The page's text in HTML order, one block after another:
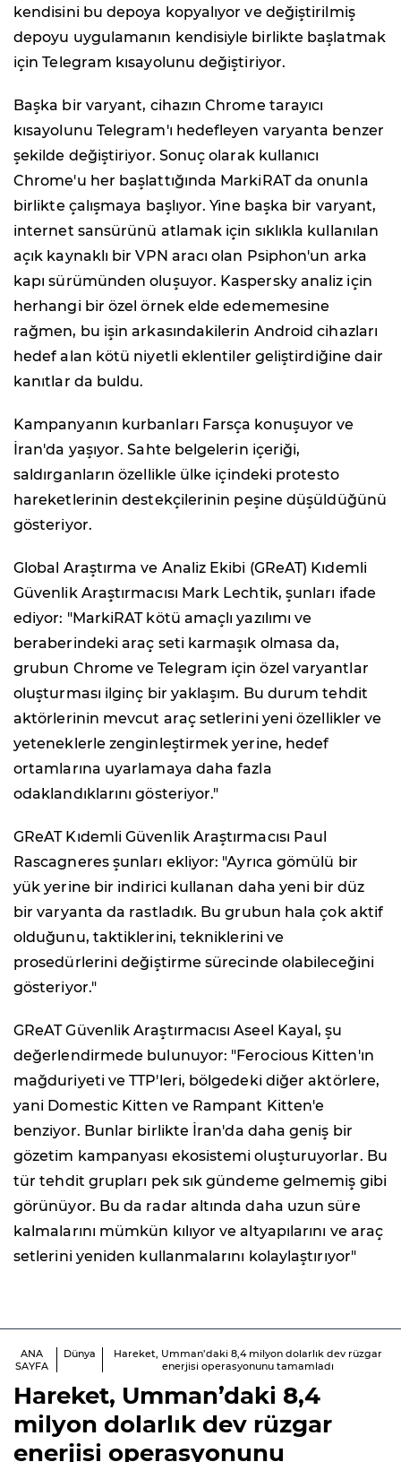
kendisini bu depoya kopyalıyor ve değiştirilmiş
depoyu uygulamanın kendisiyle birlikte başlatmak
için Telegram kısayolunu değiştiriyor.
Başka bir varyant, cihazın Chrome tarayıcı
kısayolunu Telegram'ı hedefleyen varyanta benzer
şekilde değiştiriyor. Sonuç olarak kullanıcı
Chrome'u her başlattığında MarkiRAT da onunla
birlikte çalışmaya başlıyor. Yine başka bir varyant,
internet sansürünü atlamak için sıklıkla kullanılan
açık kaynaklı bir VPN aracı olan Psiphon'un arka
kapı sürümünden oluşuyor. Kaspersky analiz için
herhangi bir özel örnek elde edememesine
rağmen, bu işin arkasındakilerin Android cihazları
hedef alan kötü niyetli eklentiler geliştirdiğine dair
kanıtlar da buldu.
Kampanyanın kurbanları Farsça konuşuyor ve
İran'da yaşıyor. Sahte belgelerin içeriği,
saldırganların özellikle ülke içindeki protesto
hareketlerinin destekçilerinin peşine düşüldüğünü
gösteriyor.
Global Araştırma ve Analiz Ekibi (GReAT) Kıdemli
Güvenlik Araştırmacısı Mark Lechtik, şunları ifade
ediyor: "MarkiRAT kötü amaçlı yazılımı ve
beraberindeki araç seti karmaşık olmasa da,
grubun Chrome ve Telegram için özel varyantlar
oluşturması ilginç bir yaklaşım. Bu durum tehdit
aktörlerinin mevcut araç setlerini yeni özellikler ve
yeteneklerle zenginleştirmek yerine, hedef
ortamlarına uyarlamaya daha fazla
odaklandıklarını gösteriyor."
GReAT Kıdemli Güvenlik Araştırmacısı Paul
Rascagneres şunları ekliyor: "Ayrıca gömülü bir
yük yerine bir indirici kullanan daha yeni bir düz
bir varyanta da rastladık. Bu grubun hala çok aktif
olduğunu, taktiklerini, tekniklerini ve
prosedürlerini değiştirme sürecinde olabileceğini
gösteriyor."
GReAT Güvenlik Araştırmacısı Aseel Kayal, şu
değerlendirmede bulunuyor: "Ferocious Kitten'ın
mağduriyeti ve TTP'leri, bölgedeki diğer aktörlere,
yani Domestic Kitten ve Rampant Kitten'e
benziyor. Bunlar birlikte İran'da daha geniş bir
gözetim kampanyası ekosistemi oluşturuyorlar. Bu
tür tehdit grupları pek sık gündeme gelmemiş gibi
görünüyor. Bu da radar altında daha uzun süre
kalmalarını mümkün kılıyor ve altyapılarını ve araç
setlerini yeniden kullanmalarını kolaylaştırıyor"
ANA
SAYFA
Dünya
Hareket, Umman’daki 8,4 milyon dolarlık dev rüzgar
enerjisi operasyonunu tamamladı
Hareket, Umman’daki 8,4
milyon dolarlık dev rüzgar
enerjisi operasyonunu